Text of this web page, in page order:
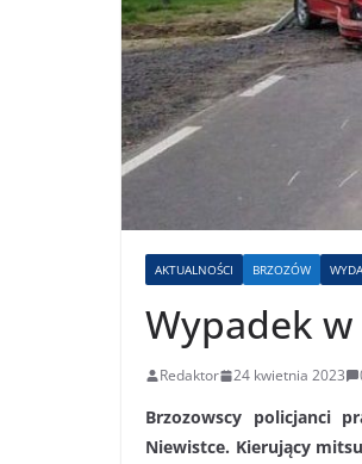
AKTUALNOŚCI BRZOZÓW
Wypadek
Redaktor 24 kwietnia 2023
Brzozowscy policjanci
Niewistce. Kierujący